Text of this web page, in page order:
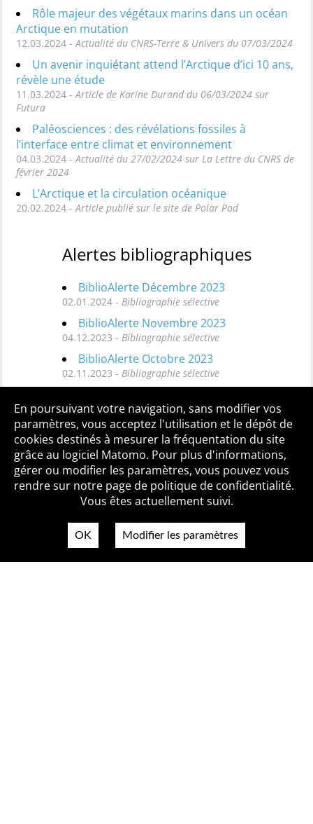
Rôle majeur des végétaux marins dans un océan
Arctique en mutation
12.03.2024 - Actualité du CNRS-Terre & Univers du 07/03/2024
Un avenir inquiétant attend l’Arctique d’ici 10 ans,
révèle une étude
11.03.2024 - Article de Karine Durand du 06/03/2024 sur
Futura
Paléosciences : des révélations fossiles à
l’interface entre climat et environnement
04.03.2024 - Actualité du 27/02/2024 sur La Lettre du CNRS de
février 2024
L’Arctique et la circulation océanique
20.02.2024 - Article publié sur le site de Polar Pod
Alertes bibliographiques
BiblioAlerte Décembre 2023
02.01.2024 - Bibliographie sélective
BiblioAlerte Novembre 2023
04.12.2023 - Bibliographie sélective
BiblioAlerte Octobre 2023
02.11.2023 - Bibliographie sélective
Toutes les BiblioAlertes
Qui sommes-nous ? Mentions légales
Accessibilité
Politique de confidentialité
Contact
En poursuivant votre navigation, sans modifier vos
paramètres, vous acceptez l'utilisation et le dépôt de
cookies destinés à mesurer la fréquentation du site
grâce au logiciel Matomo. Pour plus d'informations,
gérer ou modifier les paramètres, vous pouvez vous
rendre sur notre page de politique de confidentialité.
Vous êtes actuellement suivi.
OK Modifier les paramètres